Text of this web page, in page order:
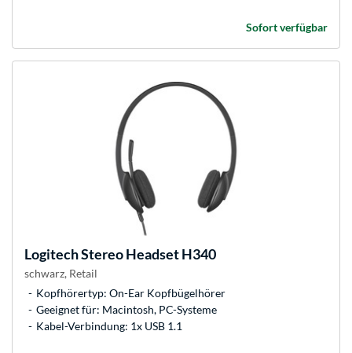
Sofort verfügbar
LogitechStereo Headset H340
schwarz, Retail
Kopfhörertyp: On-Ear Kopfbügelhörer
Geeignet für: Macintosh, PC-Systeme
Kabel-Verbindung: 1x USB 1.1